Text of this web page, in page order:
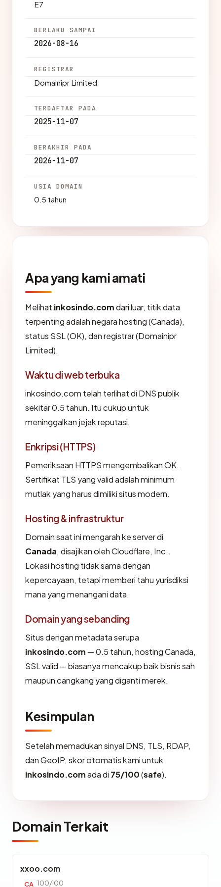
E7
BERLAKU SAMPAI
2026-08-16
REGISTRAR
Domainipr Limited
TERDAFTAR PADA
2025-11-07
BERAKHIR PADA
2026-11-07
USIA DOMAIN
0.5 tahun
Apa yang kami amati
Melihat inkosindo.comdari luar, titik data
terpenting adalah negara hosting (Canada),
status SSL (OK), dan registrar (Domainipr
Limited).
Waktu di web terbuka
inkosindo.com telah terlihat di DNS publik
sekitar 0.5 tahun. Itu cukup untuk
meninggalkan jejak reputasi.
Enkripsi (HTTPS)
Pemeriksaan HTTPS mengembalikan OK.
Sertifikat TLS yang valid adalah minimum
mutlak yang harus dimiliki situs modern.
Hosting & infrastruktur
Domain saat ini mengarah ke server di
Canada, disajikan oleh Cloudflare, Inc..
Lokasi hosting tidak sama dengan
kepercayaan, tetapi memberi tahu yurisdiksi
mana yang menangani data.
Domain yang sebanding
Situs dengan metadata serupa
inkosindo.com — 0.5 tahun, hosting Canada,
SSL valid — biasanya mencakup baik bisnis sah
maupun cangkang yang diganti merek.
Kesimpulan
Setelah memadukan sinyal DNS, TLS, RDAP,
dan GeoIP, skor otomatis kami untuk
inkosindo.comada di 75/100(safe).
Domain Terkait
xxoo.com
CA 100/100